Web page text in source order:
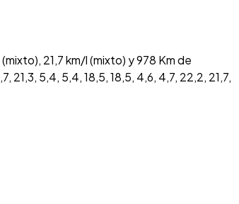
21,7 km/l (mixto) y 978 Km de
21,3, 5,4, 5,4, 18,5, 18,5, 4,6, 4,7, 22,2, 21,7,